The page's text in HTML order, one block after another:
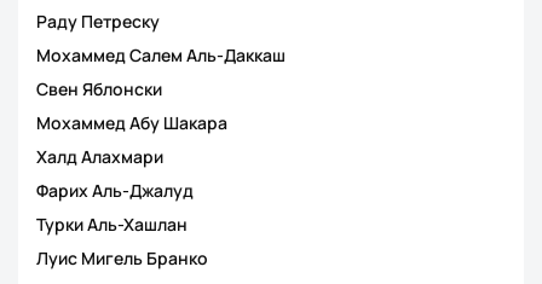
Раду Петреску
Мохаммед Салем Аль-Даккаш
Свен Яблонски
Мохаммед Абу Шакара
Халд Алахмари
Фарих Аль-Джалуд
Турки Аль-Хашлан
Луис Мигель Бранко